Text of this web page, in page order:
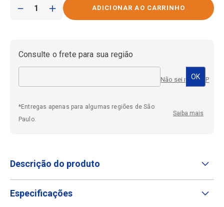
＋
－
Consulte o frete para sua região
Não sei meu CEP
*Entregas apenas para algumas regiões de São
Paulo.
Saiba mais
Descrição do produto
Especificações